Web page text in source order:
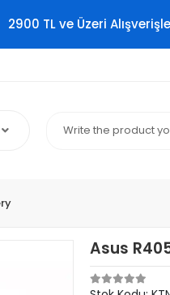
2900 TL ve Üzeri
Asus